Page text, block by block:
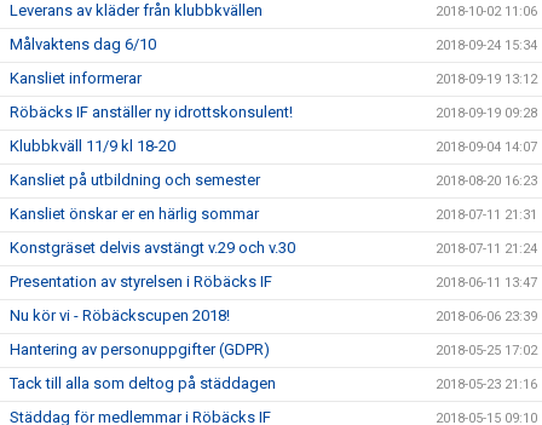
Leverans av kläder från klubbkvällen 2018-10-02 11:06
Målvaktens dag 6/10 2018-09-24 15:34
Kansliet informerar 2018-09-19 13:12
Röbäcks IF anställer ny idrottskonsulent! 2018-09-19 09:28
Klubbkväll 11/9 kl 18-20 2018-09-04 14:07
Kansliet på utbildning och semester 2018-08-20 16:23
Kansliet önskar er en härlig sommar 2018-07-11 21:31
Konstgräset delvis avstängt v.29 och v.30 2018-07-11 21:24
Presentation av styrelsen i Röbäcks IF 2018-06-11 13:47
Nu kör vi - Röbäckscupen 2018! 2018-06-06 23:39
Hantering av personuppgifter (GDPR) 2018-05-25 17:02
Tack till alla som deltog på städdagen 2018-05-23 21:16
Städdag för medlemmar i Röbäcks IF 2018-05-15 09:10